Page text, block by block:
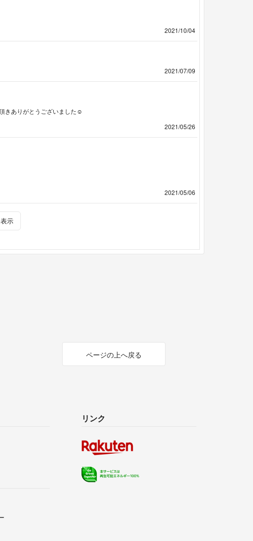
2021/10/04
2021/07/09
きありがとうございました☺️
2021/05/26
2021/05/06
示
ページの上へ戻る
リンク